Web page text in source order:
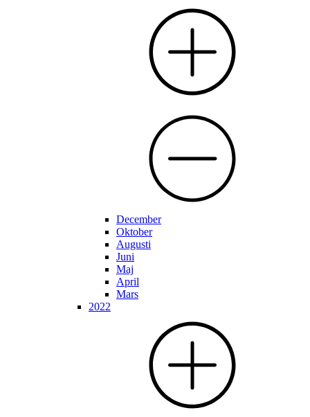
December
Oktober
Augusti
Juni
Maj
April
Mars
2022